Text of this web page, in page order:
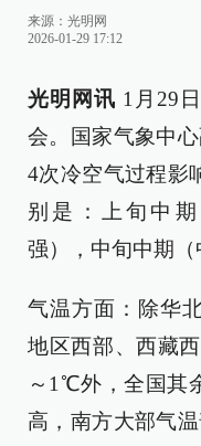
来源： 光明网
2026-01-29 17:12
光明网讯 1月29
会。国家气象中
4次冷空气过程影
别是：上旬中
强），中旬中期（
气温方面：除华
地区西部、西藏
～1℃外，全国其
高，南方大部气